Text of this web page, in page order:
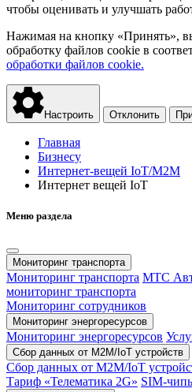
чтобы оценивать и улучшать
Нажимая на кнопку «Принять»,
обработку файлов cookie в
обработки файлов cookie.
Настроить Отклонить
Главная
Бизнесу
Интернет-вещей IoT/M2M
Интернет вещей IoT
Меню раздела
Мониторинг транспорта
Мониторинг транспорта МТС
мониторинг транспорта
Мониторинг сотрудников
Мониторинг энергоресурсов
Мониторинг энергоресурсов
Сбор данных от М2М/IoT устройств
Сбор данных от М2М/IoT
Тариф «Телематика 2G» SIM-